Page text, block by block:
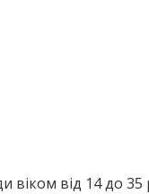
від 14 до 35